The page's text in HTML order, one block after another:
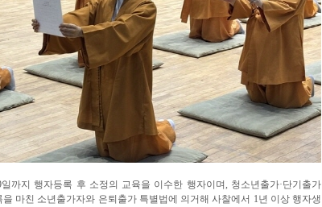
까지 행자등록 후 소정의 교육을 이수한 행자이며, 청소년출가·단기출가
마친 소년출가자와 은퇴출가 특별법에 의거해 사찰에서 1년 이상 행자생